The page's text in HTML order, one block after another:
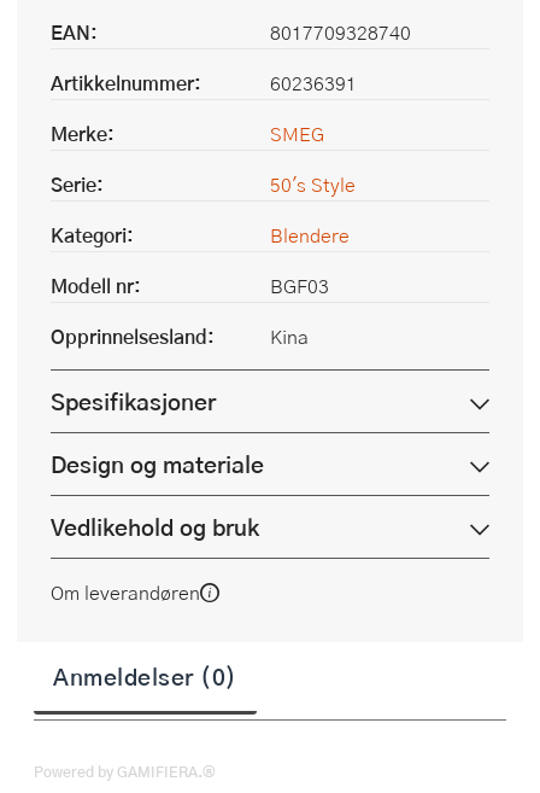
EAN:
8017709328740
Artikkelnummer:
60236391
Merke:
SMEG
Serie:
50's Style
Kategori:
Blendere
Modell nr:
BGF03
Opprinnelsesland:
Kina
Spesifikasjoner
Design og materiale
Vedlikehold og bruk
Om leverandøren
Anmeldelser (0)
Powered by GAMIFIERA.®